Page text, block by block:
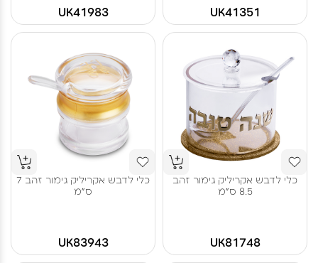
UK41351
UK41983
כלי לדבש אקריליק גימור זהב
8.5 ס"מ
UK81748
כלי לדבש אקריליק גימור זהב 7
ס"מ
UK83943